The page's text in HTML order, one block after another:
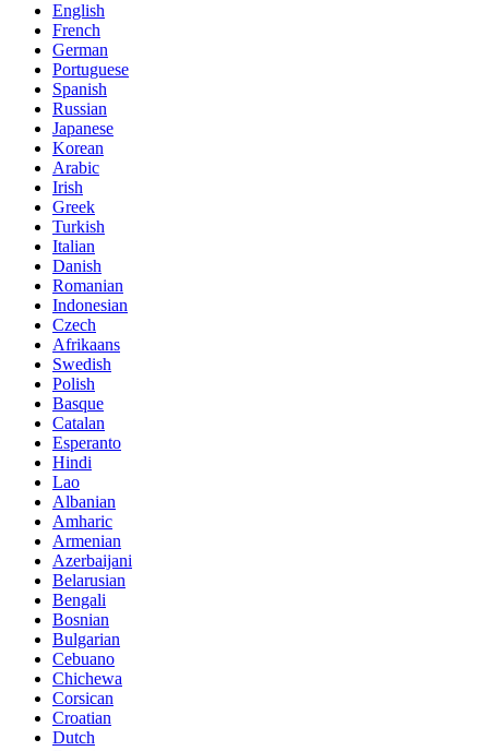
English
French
German
Portuguese
Spanish
Russian
Japanese
Korean
Arabic
Irish
Greek
Turkish
Italian
Danish
Romanian
Indonesian
Czech
Afrikaans
Swedish
Polish
Basque
Catalan
Esperanto
Hindi
Lao
Albanian
Amharic
Armenian
Azerbaijani
Belarusian
Bengali
Bosnian
Bulgarian
Cebuano
Chichewa
Corsican
Croatian
Dutch